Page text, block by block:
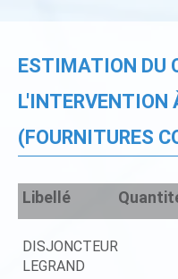
ESTIMATION DU
L'INTERVENTION
(FOURNITURES
Libellé
DISJONCTEUR
LEGRAND